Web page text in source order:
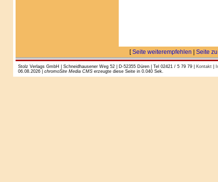
[Seite weiterempfehlen Seite
Stolz Verlags GmbH | Schneidhausener Weg 52 | D-52355 Düren | Tel 02421 / 5 79 79 | Kontakt|
06.08.2026 | chromoSite Media CMSerzeugte diese Seite in 0.040 Sek.